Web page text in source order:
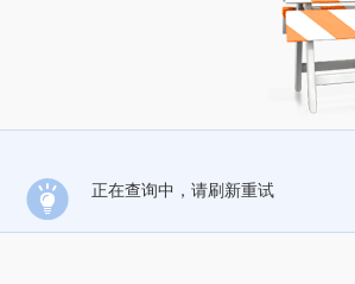
正在查询中，请刷新重试